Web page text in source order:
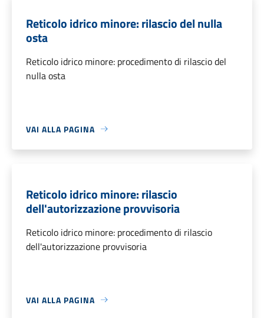
Reticolo idrico minore: rilascio del nulla
osta
Reticolo idrico minore: procedimento di rilascio del
nulla osta
VAI ALLA PAGINA
Reticolo idrico minore: rilascio
dell'autorizzazione provvisoria
Reticolo idrico minore: procedimento di rilascio
dell'autorizzazione provvisoria
VAI ALLA PAGINA